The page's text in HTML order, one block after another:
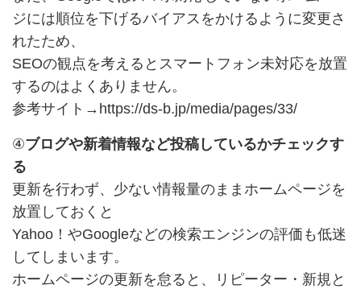
ジには順位を下げるバイアスをかけるように変更さ
れたため、
SEOの観点を考えるとスマートフォン未対応を放置
するのはよくありません。
参考サイト→ https://ds-b.jp/media/pages/33/
④ブログや新着情報など投稿しているかチェックす
る
更新を行わず、少ない情報量のままホームページを
放置しておくと
Yahoo！やGoogleなどの検索エンジンの評価も低迷
してしまいます。
ホームページの更新を怠ると、リピーター・新規と